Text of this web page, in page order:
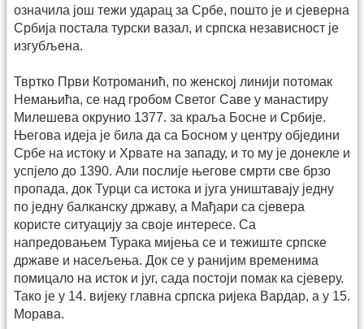
означила још тежи ударац за Србе, пошто је и сјеверна
Србија постала турски вазал, и српска независност је
изгубљена.
Твртко Први Котроманић, по женској линији потомак
Немањића, се над гробом Светог Саве у манастиру
Милешева окрунио 1377. за краља Босне и Србије.
Његова идеја је била да са Босном у центру обједини
Србе на истоку и Хрвате на западу, и то му је донекле и
успјело до 1390. Али послије његове смрти све брзо
пропада, док Турци са истока и југа уништавају једну
по једну балканску државу, а Мађари са сјевера
користе ситуацију за своје интересе. Са
напредовањем Турака мијења се и тежиште српске
државе и насељења. Док се у ранијим временима
помицало на исток и југ, сада постоји помак ка сјеверу.
Тако је у 14. вијеку главна српска ријека Вардар, а у 15.
Морава.